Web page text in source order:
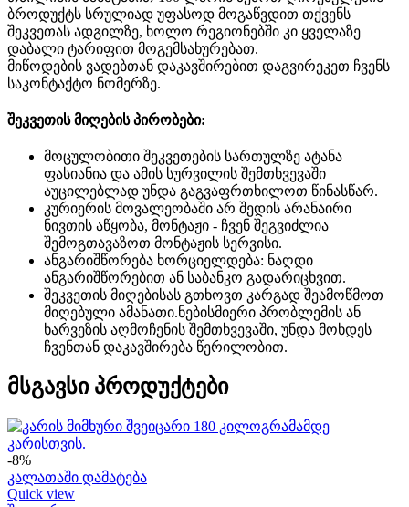
ბროდუქტს სრულიად უფასოდ მოგაწვდით თქვენს
შეკვეთას ადგილზე, ხოლო რეგიონებში კი ყველაზე
დაბალი ტარიფით მოგემსახურებათ.
მიწოდების ვადებთან დაკავშირებით დაგვირეკეთ ჩვენს
საკონტაქტო ნომერზე.
შეკვეთის მიღების პირობები:
მოცულობითი შეკვეთების სართულზე ატანა
ფასიანია და ამის სურვილის შემთხვევაში
აუცილებლად უნდა გაგვაფრთხილოთ წინასწარ.
კურიერის მოვალეობაში არ შედის არანაირი
ნივთის აწყობა, მონტაჟი - ჩვენ შეგვიძლია
შემოგთავაზოთ მონტაჟის სერვისი.
ანგარიშწორება ხორციელდება: ნაღდი
ანგარიშწორებით ან საბანკო გადარიცხვით.
შეკვეთის მიღებისას გთხოვთ კარგად შეამოწმოთ
მიღებული ამანათი.ნებისმიერი პრობლემის ან
ხარვეზის აღმოჩენის შემთხვევაში, უნდა მოხდეს
ჩვენთან დაკავშირება წერილობით.
მსგავსი პროდუქტები
-8%
კალათაში დამატება
Quick view